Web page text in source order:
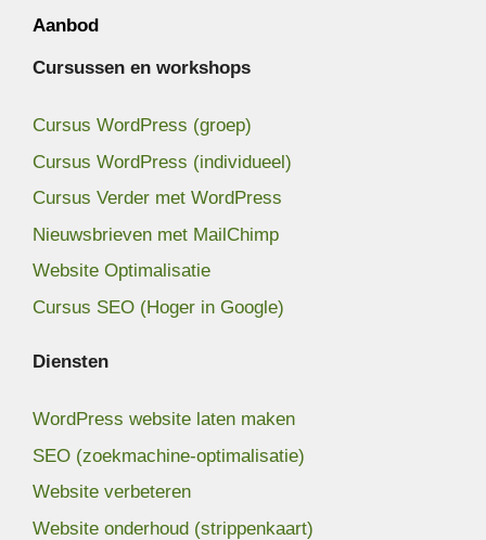
Aanbod
Cursussen en workshops
Cursus WordPress (groep)
Cursus WordPress (individueel)
Cursus Verder met WordPress
Nieuwsbrieven met MailChimp
Website Optimalisatie
Cursus SEO (Hoger in Google)
Diensten
WordPress website laten maken
SEO (zoekmachine-optimalisatie)
Website verbeteren
Website onderhoud (strippenkaart)